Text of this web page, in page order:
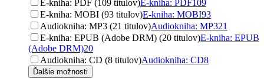
E-kniha: PDF (109 titulov)E-kniha: PDF109
E-kniha: MOBI (93 titulov)E-kniha: MOBI93
Audiokniha: MP3 (21 titulov)Audiokniha: MP321
E-kniha: EPUB (Adobe DRM) (20 titulov)E-kniha: EPUB
(Adobe DRM)20
Audiokniha: CD (8 titulov)Audiokniha: CD8
Ďalšie možnosti